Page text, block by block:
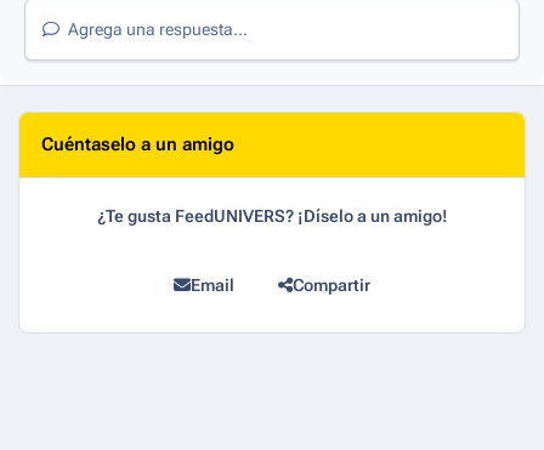
Agrega una respuesta...
Cuéntaselo a un amigo
¿Te gusta FeedUNIVERS? ¡Díselo a un amigo!
Email Compartir